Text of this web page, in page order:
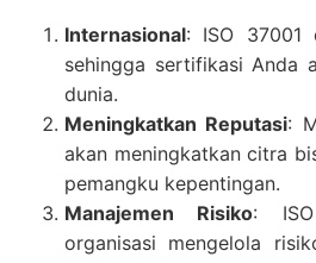
Internasional: ISO 37001
sehingga sertifikasi Anda
dunia.
Meningkatkan Reputasi:
akan meningkatkan citra
pemangku kepentingan.
Manajemen Risiko: ISO
organisasi mengelola